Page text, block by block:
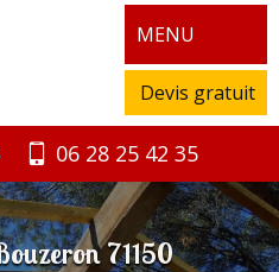
MENU
Devis gratuit
06 28 25 42 35
71150